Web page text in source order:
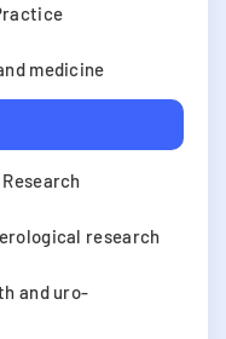
medicine
research
and uro-